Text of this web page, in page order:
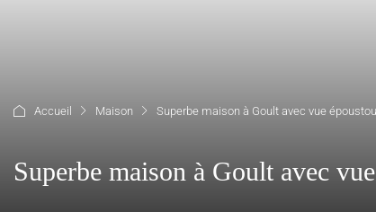
Accueil Maison Superbe maison à Goult avec vue
Superbe maison à Goult avec